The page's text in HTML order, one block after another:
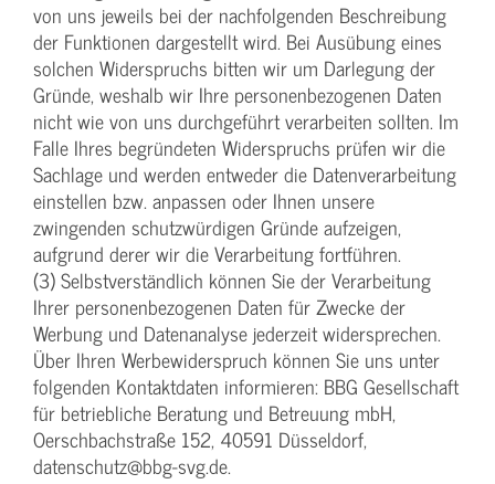
von uns jeweils bei der nachfolgenden Beschreibung
der Funktionen dargestellt wird. Bei Ausübung eines
solchen Widerspruchs bitten wir um Darlegung der
Gründe, weshalb wir Ihre personenbezogenen Daten
nicht wie von uns durchgeführt verarbeiten sollten. Im
Falle Ihres begründeten Widerspruchs prüfen wir die
Sachlage und werden entweder die Datenverarbeitung
einstellen bzw. anpassen oder Ihnen unsere
zwingenden schutzwürdigen Gründe aufzeigen,
aufgrund derer wir die Verarbeitung fortführen.
(3) Selbstverständlich können Sie der Verarbeitung
Ihrer personenbezogenen Daten für Zwecke der
Werbung und Datenanalyse jederzeit widersprechen.
Über Ihren Werbewiderspruch können Sie uns unter
folgenden Kontaktdaten informieren: BBG Gesellschaft
für betriebliche Beratung und Betreuung mbH,
Oerschbachstraße 152, 40591 Düsseldorf,
datenschutz@bbg-svg.de.